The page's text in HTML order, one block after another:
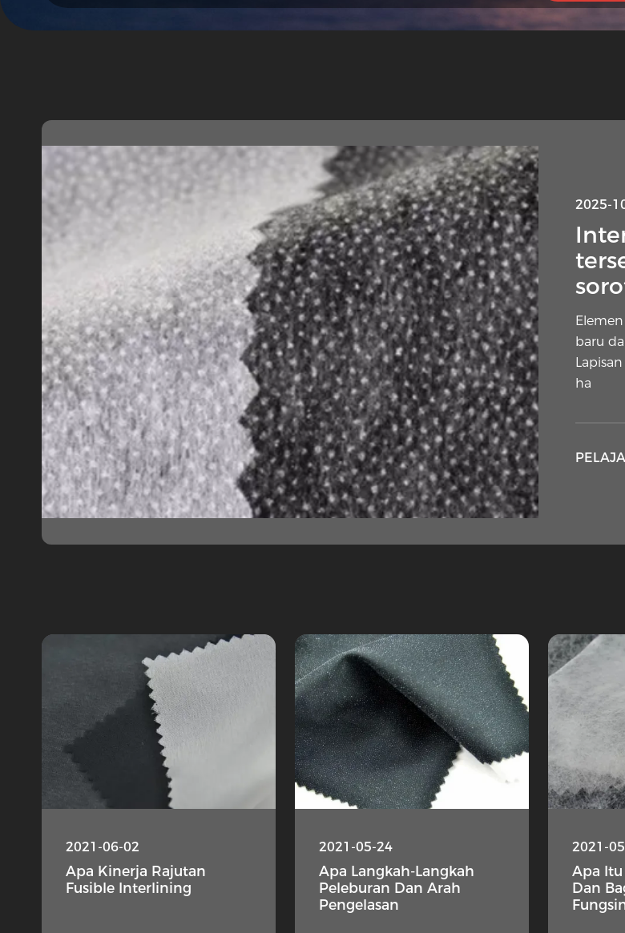
2025-
baru
ha
2021-06-02
Apa Kinerja Rajutan
Fusible Interlining
2021-05-24
Apa Langkah-Langkah
Peleburan Dan Arah
Pengelasan
2021-
Apa
Dan